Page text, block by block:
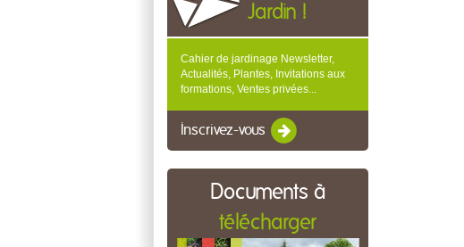
Jardin !
Cahier de jardinage Newsletter,
Actualités, Plantes, Invitations aux
formations, Ventes privées...
Inscrivez-vous
Documents à
télécharger